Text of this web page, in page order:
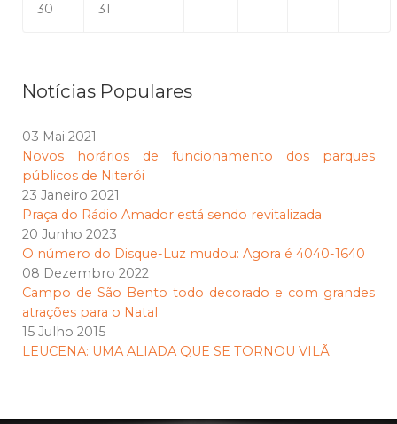
30 31
Notícias Populares
03 Mai 2021
Novos horários de funcionamento dos parques
públicos de Niterói
23 Janeiro 2021
Praça do Rádio Amador está sendo revitalizada
20 Junho 2023
O número do Disque-Luz mudou: Agora é 4040-1640
08 Dezembro 2022
Campo de São Bento todo decorado e com grandes
atrações para o Natal
15 Julho 2015
LEUCENA: UMA ALIADA QUE SE TORNOU VILÃ